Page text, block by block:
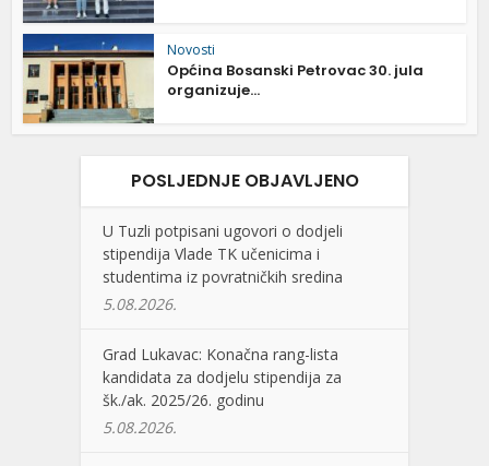
Novosti
Općina Bosanski Petrovac 30. jula
organizuje...
POSLJEDNJE OBJAVLJENO
U Tuzli potpisani ugovori o dodjeli
stipendija Vlade TK učenicima i
studentima iz povratničkih sredina
5.08.2026.
Grad Lukavac: Konačna rang-lista
kandidata za dodjelu stipendija za
šk./ak. 2025/26. godinu
5.08.2026.